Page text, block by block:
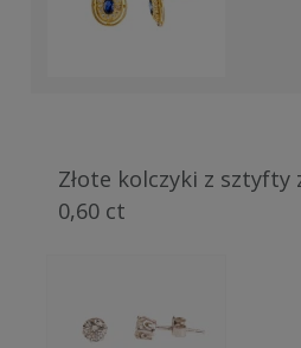
Złote kolczyki z sztyfty
0,60 ct